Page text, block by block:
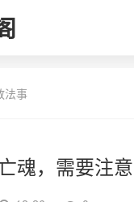
法事
魂，需要注